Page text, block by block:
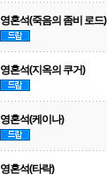
영혼석(죽음의 좀비 로드)
영혼석(지옥의 쿠거)
영혼석(케이나)
영혼석(타락)